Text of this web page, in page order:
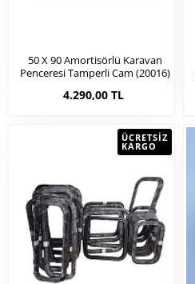
50 X 90 Amortisörlü Karavan
Penceresi Tamperli Cam (20016)
4.290,00 TL
ÜCRETSIZ
KARGO